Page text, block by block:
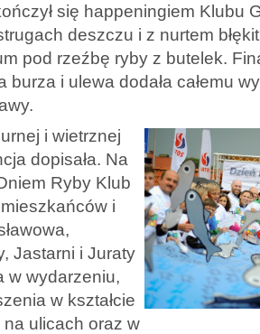
się happeningiem Klubu
deszczu i z nurtem
pod rzeźbę ryby z butelek.
burza i ulewa dodała całemu
i wietrznej
dopisała. Na
Ryby Klub
i
Jastarni i Juraty
w wydarzeniu,
w kształcie
ulicach oraz w